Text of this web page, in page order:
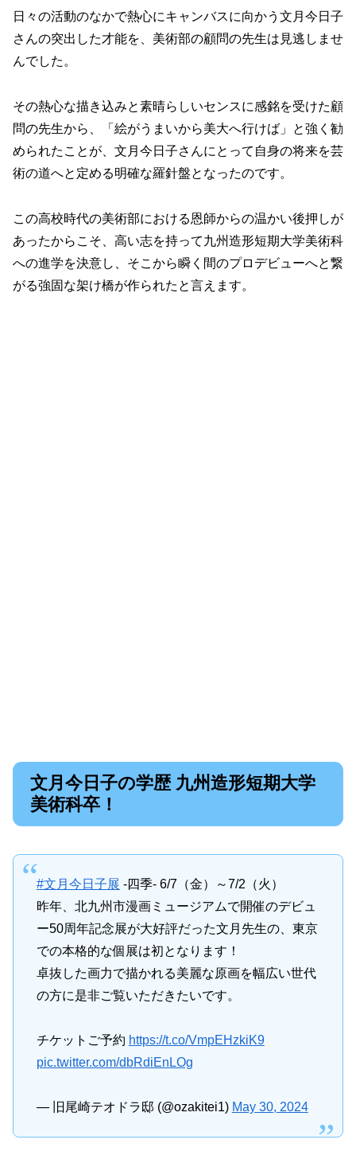
日々の活動のなかで熱心にキャンバスに向かう文月今日子
さんの突出した才能を、美術部の顧問の先生は見逃しませ
んでした。
その熱心な描き込みと素晴らしいセンスに感銘を受けた顧
問の先生から、「絵がうまいから美大へ行けば」と強く勧
められたことが、文月今日子さんにとって自身の将来を芸
術の道へと定める明確な羅針盤となったのです。
この高校時代の美術部における恩師からの温かい後押しが
あったからこそ、高い志を持って九州造形短期大学美術科
への進学を決意し、そこから瞬く間のプロデビューへと繋
がる強固な架け橋が作られたと言えます。
文月今日子の学歴 九州造形短期大学
美術科卒！
#文月今日子展 -四季- 6/7（金）～7/2（火）
昨年、北九州市漫画ミュージアムで開催のデビュ
ー50周年記念展が大好評だった文月先生の、東京
での本格的な個展は初となります！
卓抜した画力で描かれる美麗な原画を幅広い世代
の方に是非ご覧いただきたいです。
チケットご予約 https://t.co/VmpEHzkiK9
pic.twitter.com/dbRdiEnLOg
— 旧尾崎テオドラ邸 (@ozakitei1) May 30, 2024